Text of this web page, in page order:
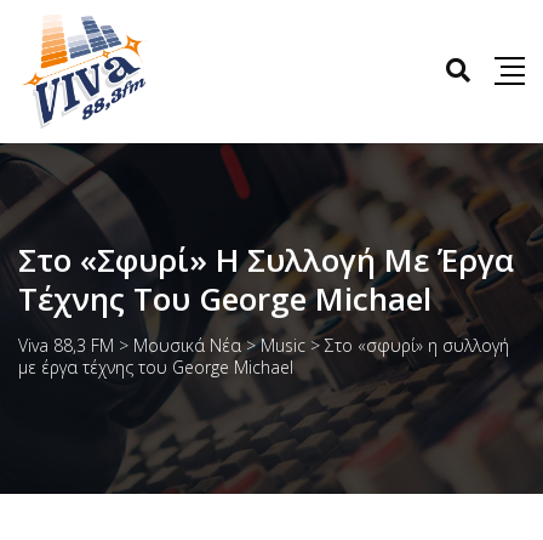
Στο «σφυρί» Η Συλλογή Με Έργα
Τέχνης Του George Michael
Viva 88,3 FM > Μουσικά Νέα>Music >Στο «σφυρί» η συλλογή
με έργα τέχνης του George Michael